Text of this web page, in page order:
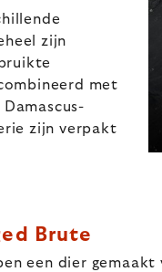
zijn
met
zijn verpakt
Brute
een dier gemaakt